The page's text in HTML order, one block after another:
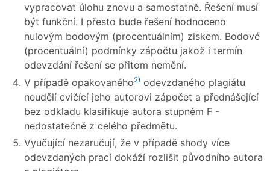
vypracovat úlohu znovu a samostatně. Řešení musí
být funkční. I přesto bude řešení hodnoceno
nulovým bodovým (procentuálním) ziskem. Bodové
(procentuální) podmínky zápočtu jakož i termín
odevzdání řešení se přitom nemění.
V případě opakovaného2) odevzdaného plagiátu
neudělí cvičící jeho autorovi zápočet a přednášející
bez odkladu klasifikuje autora stupněm F -
nedostatečně z celého předmětu.
Vyučující nezaručují, že v případě shody více
odevzdaných prací dokáží rozlišit původního autora